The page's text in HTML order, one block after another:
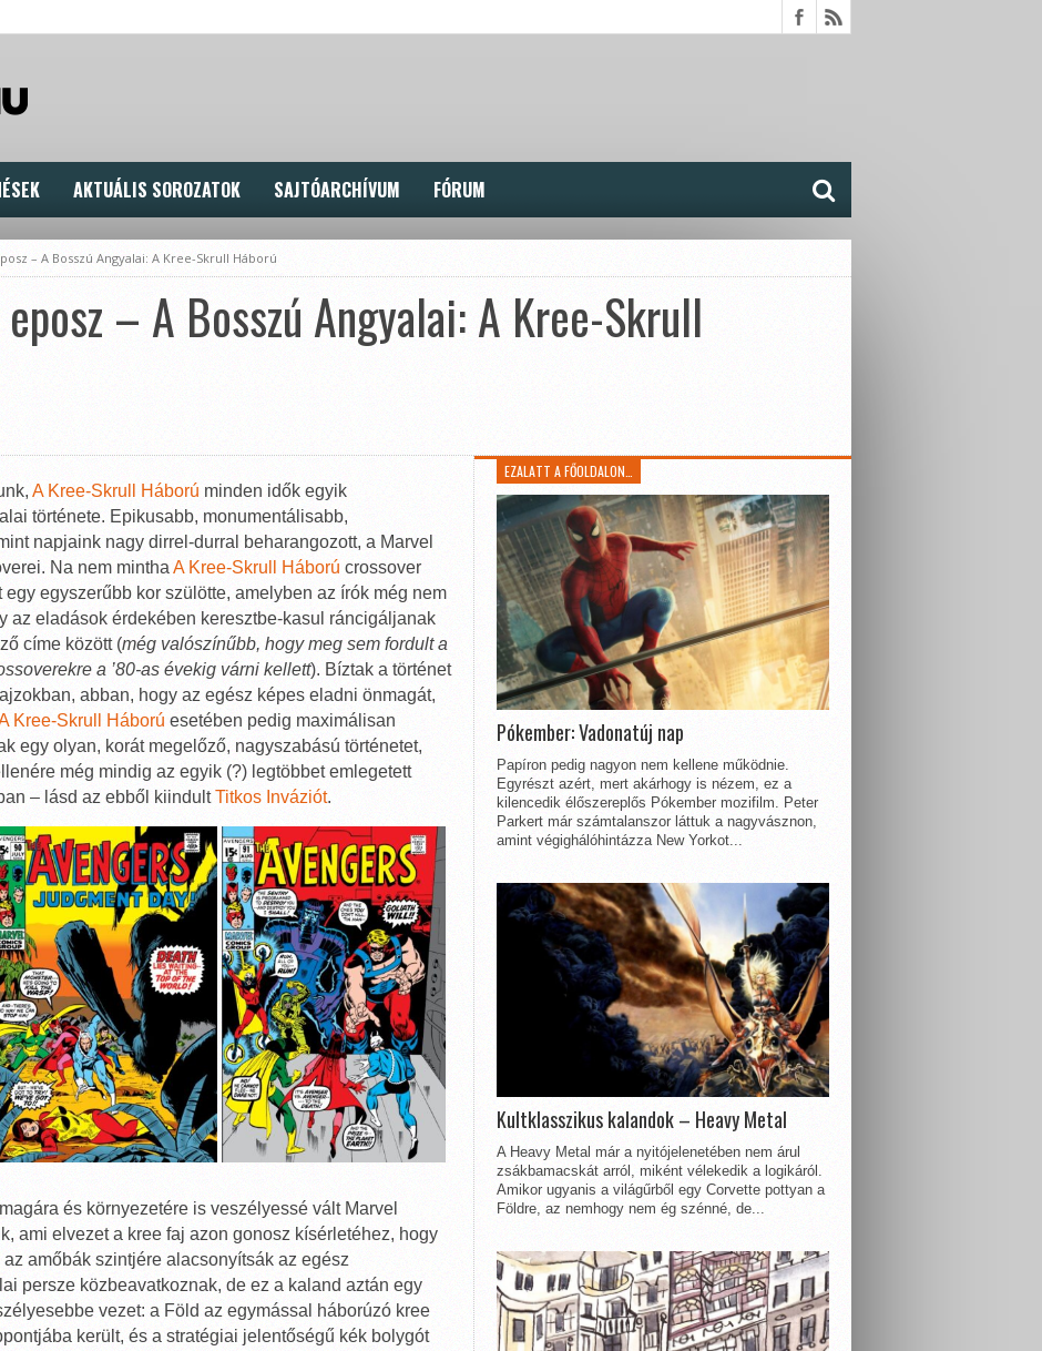
AKTUÁLIS SOROZATOK SAJTÓARCHÍVUM FÓRUM
– A Bosszú Angyalai: A Kree-Skrull Háború
– A Bosszú Angyalai: A Kree-Skrull
A Kree-Skrull Háború minden idők egyik
története. Epikusabb, monumentálisabb,
napjaink nagy dirrel-durral beharangozott, a Marvel
Na nem mintha A Kree-Skrull Háború crossover
egy egyszerűbb kor szülötte, amelyben az írók még nem
az eladások érdekében keresztbe-kasul ráncigáljanak
címe között (még valószínűbb, hogy meg sem fordult a
a ’80-as évekig várni kellett). Bíztak a történet
abban, hogy az egész képes eladni önmagát,
Kree-Skrull Háború esetében pedig maximálisan
egy olyan, korát megelőző, nagyszabású történetet,
még mindig az egyik (?) legtöbbet emlegetett
– lásd az ebből kiindultTitkos Inváziót.
és környezetére is veszélyessé vált Marvel
ami elvezet a kree faj azon gonosz kísérletéhez, hogy
amőbák szintjére alacsonyítsák az egész
persze közbeavatkoznak, de ez a kaland aztán egy
vezet: a Föld az egymással háborúzó kree
került, és a stratégiai jelentőségű kék bolygót
EZALATT A FŐOLDALON…
Pókember: Vadonatúj nap
Papíron pedig nagyon nem kellene működnie.
Egyrészt azért, mert akárhogy is nézem, ez a
kilencedik élőszereplős Pókember mozifilm. Peter
Parkert már számtalanszor láttuk a nagyvásznon,
amint végighálóhintázza New Yorkot...
Kultklasszikus kalandok – Heavy Metal
A Heavy Metal már a nyitójelenetében nem árul
zsákbamacskát arról, miként vélekedik a logikáról.
Amikor ugyanis a világűrből egy Corvette pottyan a
Földre, az nemhogy nem ég szénné, de...